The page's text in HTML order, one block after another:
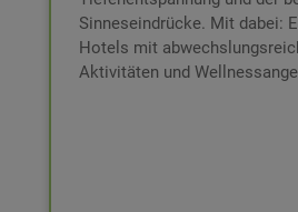
Sinneseindrücke. Mit dabei:
Hotels mit
Aktivitäten und
Booklet
Inkl.
Inkl. € 80,-
All-In-Betreuung bei